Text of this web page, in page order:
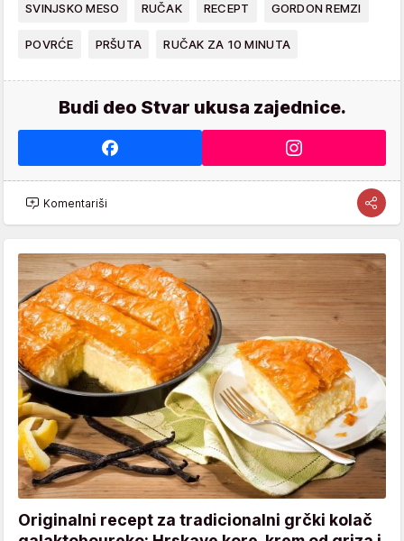
SVINJSKO MESO RUČAK RECEPT GORDON REMZI
POVRĆE PRŠUTA RUČAK ZA 10 MINUTA
Budi deo Stvar ukusa zajednice.
Komentariši
Originalni recept za tradicionalni grčki kolač